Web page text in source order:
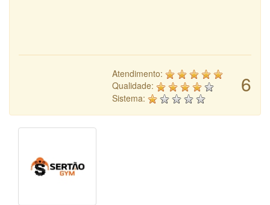
6
Atendimento:
Qualidade:
Sistema: